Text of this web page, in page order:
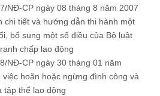
NĐ-CP ngày 08 tháng 8 năm 2007
chi tiết và hướng dẫn thi hành một
bổ sung một số điều của Bộ luật
chấp lao động
NĐ-CP ngày 30 tháng 01 năm
hoãn hoặc ngừng đình công và
tập thể lao động